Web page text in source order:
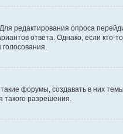
редактирования опроса
ответа. Однако, если
форумы, создавать в них
разрешения.